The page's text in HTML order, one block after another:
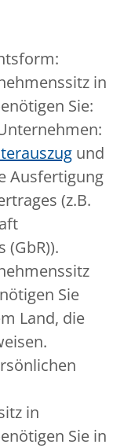
in
Sie:
und
Ausfertigung
(z.B.
(GbR)).
Sie
Land, die
in
Sie in